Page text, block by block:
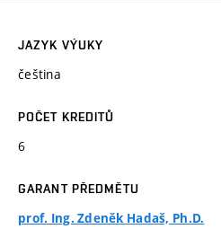
JAZYK VÝUKY
čeština
POČET KREDITŮ
6
GARANT PŘEDMĚTU
prof. Ing. Zdeněk Hadaš, Ph.D.